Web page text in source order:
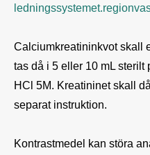
Calciumkreatininkvot skall
tas då i 5 eller 10 mL sterilt
HCl 5M. Kreatininet skall
separat instruktion.
Kontrastmedel kan störa